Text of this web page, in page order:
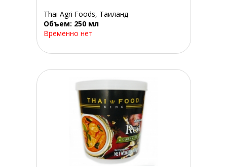
Thai Agri Foods, Таиланд
Объем: 250 мл
Временно нет